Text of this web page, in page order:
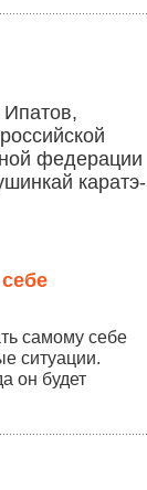
федерации
каратэ-
самому себе
ситуации.
он будет